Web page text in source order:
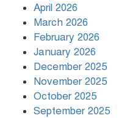
বৃষ্টি
April 2026
March 2026
February 2026
January 2026
December 2025
November 2025
October 2025
September 2025